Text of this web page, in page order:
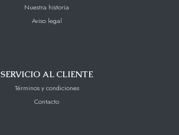
Nuestra historia
Aviso legal
SERVICIO AL CLIENTE
Términos y condiciones
Contacto